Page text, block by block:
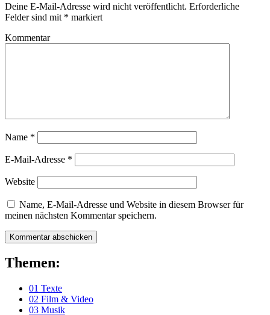
Deine E-Mail-Adresse wird nicht veröffentlicht. Erforderliche
Felder sind mit * markiert
Kommentar
Name *
E-Mail-Adresse *
Website
Name, E-Mail-Adresse und Website in diesem Browser für
meinen nächsten Kommentar speichern.
Themen:
01 Texte
02 Film & Video
03 Musik